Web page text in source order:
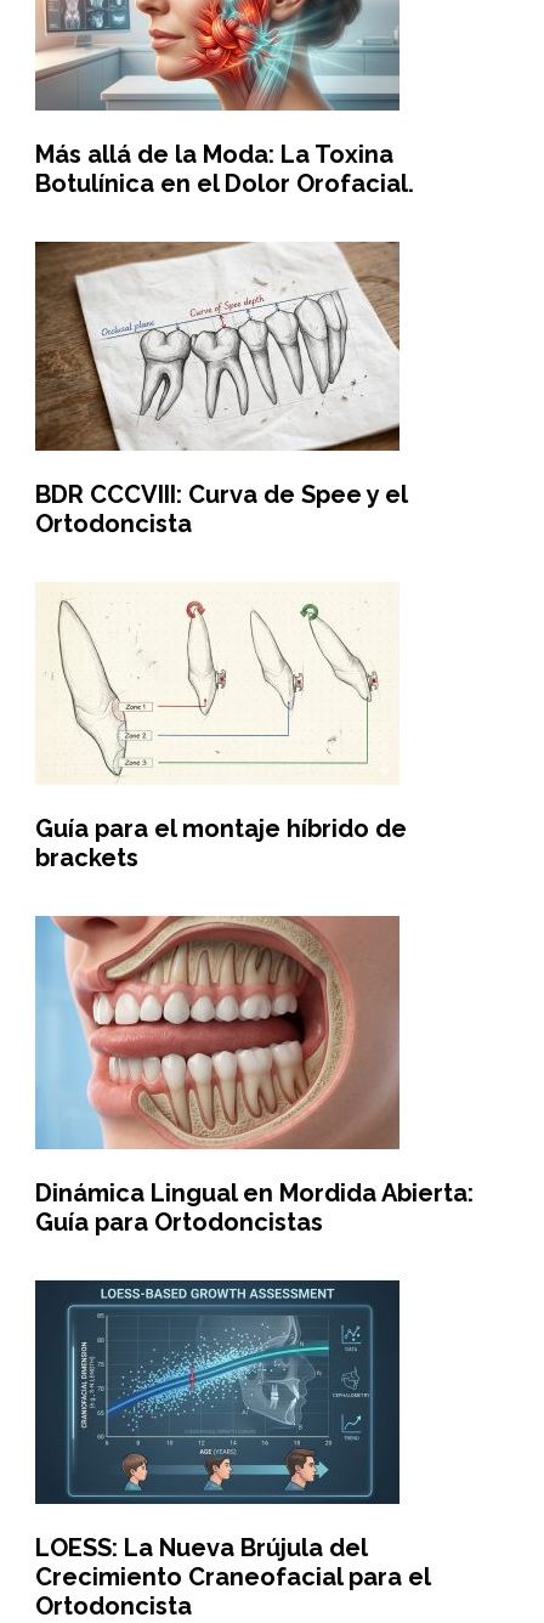
Más allá de la Moda: La Toxina
Botulínica en el Dolor Orofacial.
BDR CCCVIII: Curva de Spee y el
Ortodoncista
Guía para el montaje híbrido de
brackets
Dinámica Lingual en Mordida Abierta:
Guía para Ortodoncistas
LOESS: La Nueva Brújula del
Crecimiento Craneofacial para el
Ortodoncista